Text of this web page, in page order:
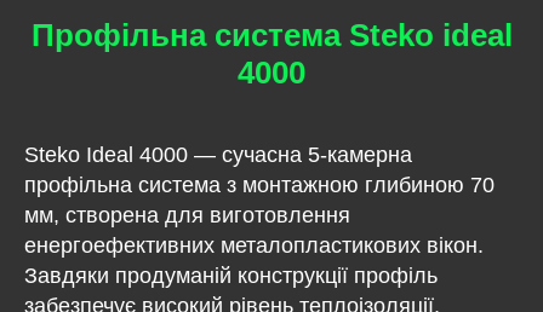
Профільна система Steko ideal
4000
Steko Ideal 4000 — сучасна 5-камерна
профільна система з монтажною глибиною 70
мм, створена для виготовлення
енергоефективних металопластикових вікон.
Завдяки продуманій конструкції профіль
забезпечує високий рівень теплоізоляції,